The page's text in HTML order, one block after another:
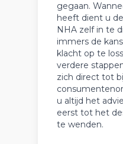
gegaan.
heeft dient u
NHA zelf in te
immers de
klacht op te
verdere
zich direct tot
u altijd het
eerst tot het
te wenden.